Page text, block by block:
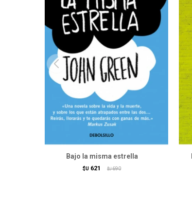
Bajo la misma estrella
$U 621 $U 690